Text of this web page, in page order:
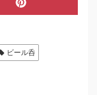
Share
on
P
i
e
r
e
ビール呑